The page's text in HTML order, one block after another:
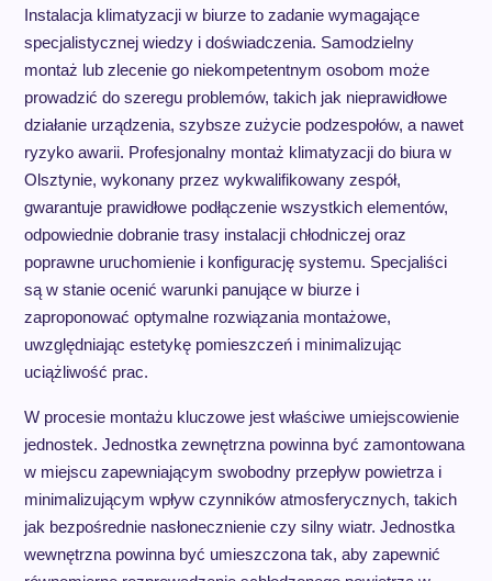
Instalacja klimatyzacji w biurze to zadanie wymagające
specjalistycznej wiedzy i doświadczenia. Samodzielny
montaż lub zlecenie go niekompetentnym osobom może
prowadzić do szeregu problemów, takich jak nieprawidłowe
działanie urządzenia, szybsze zużycie podzespołów, a nawet
ryzyko awarii. Profesjonalny montaż klimatyzacji do biura w
Olsztynie, wykonany przez wykwalifikowany zespół,
gwarantuje prawidłowe podłączenie wszystkich elementów,
odpowiednie dobranie trasy instalacji chłodniczej oraz
poprawne uruchomienie i konfigurację systemu. Specjaliści
są w stanie ocenić warunki panujące w biurze i
zaproponować optymalne rozwiązania montażowe,
uwzględniając estetykę pomieszczeń i minimalizując
uciążliwość prac.
W procesie montażu kluczowe jest właściwe umiejscowienie
jednostek. Jednostka zewnętrzna powinna być zamontowana
w miejscu zapewniającym swobodny przepływ powietrza i
minimalizującym wpływ czynników atmosferycznych, takich
jak bezpośrednie nasłonecznienie czy silny wiatr. Jednostka
wewnętrzna powinna być umieszczona tak, aby zapewnić